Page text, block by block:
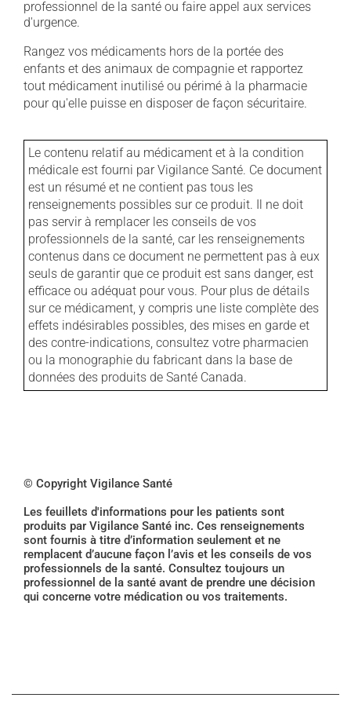
professionnel de la santé ou faire appel aux services
d'urgence.
Rangez vos médicaments hors de la portée des
enfants et des animaux de compagnie et rapportez
tout médicament inutilisé ou périmé à la pharmacie
pour qu'elle puisse en disposer de façon sécuritaire.
Le contenu relatif au médicament et à la condition
médicale est fourni par Vigilance Santé. Ce document
est un résumé et ne contient pas tous les
renseignements possibles sur ce produit. Il ne doit
pas servir à remplacer les conseils de vos
professionnels de la santé, car les renseignements
contenus dans ce document ne permettent pas à eux
seuls de garantir que ce produit est sans danger, est
efficace ou adéquat pour vous. Pour plus de détails
sur ce médicament, y compris une liste complète des
effets indésirables possibles, des mises en garde et
des contre-indications, consultez votre pharmacien
ou la monographie du fabricant dans la base de
données des produits de Santé Canada.
© Copyright Vigilance Santé
Les feuillets d'informations pour les patients sont
produits par Vigilance Santé inc. Ces renseignements
sont fournis à titre d’information seulement et ne
remplacent d’aucune façon l’avis et les conseils de vos
professionnels de la santé. Consultez toujours un
professionnel de la santé avant de prendre une décision
qui concerne votre médication ou vos traitements.